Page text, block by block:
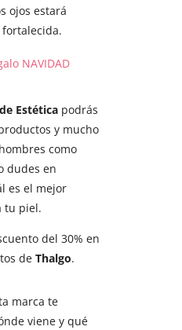
ojos estará
Estéticapodrás
y mucho
como
dudes en
es el mejor
tu piel.
del 30% en
de Thalgo.
marca te
viene y qué